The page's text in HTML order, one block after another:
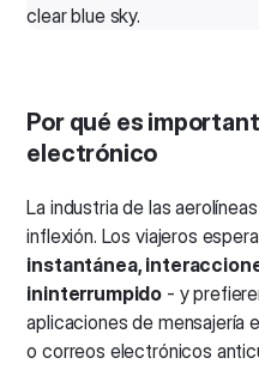
Por qué es
electrónico
La industria de las
inflexión. Los viajeros
instantánea,
ininterrumpido - y
aplicaciones de mensajería
o correos electrónicos